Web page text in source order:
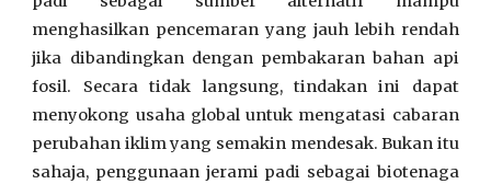
menghasilkan pencemaran yang jauh lebih rendah
jika dibandingkan dengan pembakaran bahan api
fosil. Secara tidak langsung, tindakan ini dapat
menyokong usaha global untuk mengatasi cabaran
perubahan iklim yang semakin mendesak. Bukan itu
sahaja, penggunaan jerami padi sebagai biotenaga